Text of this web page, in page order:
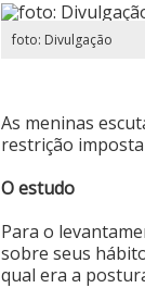
foto: Divulgação
As meninas
restrição
O estudo
Para o
sobre seus
qual era a